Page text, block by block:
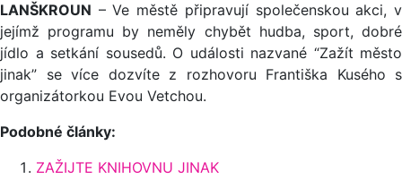
LANŠKROUN – Ve městě připravují společenskou akci, v
jejímž programu by neměly chybět hudba, sport, dobré
jídlo a setkání sousedů. O události nazvané “Zažít město
jinak” se více dozvíte z rozhovoru Františka Kusého s
organizátorkou Evou Vetchou.
Podobné články:
ZAŽIJTE KNIHOVNU JINAK